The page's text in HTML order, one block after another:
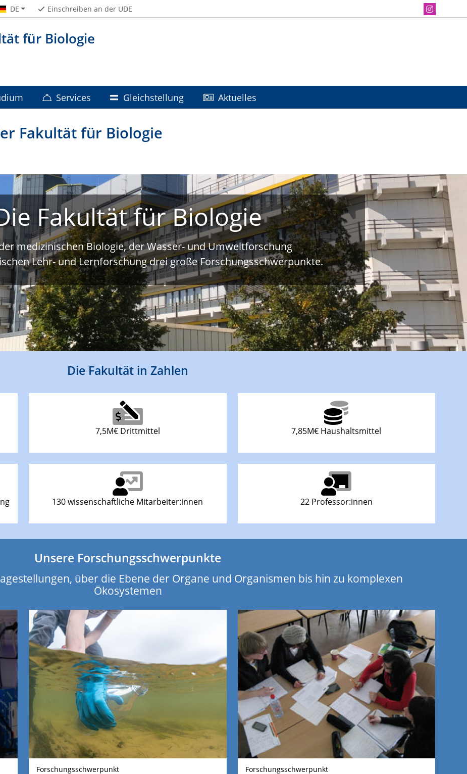
für Biologie
DE Einschreiben an der UDE
Services Gleichstellung Aktuelles
Fakultät für Biologie
Fakultät für Biologie
medizinischen Biologie, der Wasser- und Umweltforschung
Lehr- und Lernforschung drei große Forschungsschwerpunkte.
Die Fakultät in Zahlen
7,5M€ Drittmittel 7,85M€ Haushaltsmittel
130 wissenschaftliche Mitarbeiter:innen 22 Professor:innen
Unsere Forschungsschwerpunkte
über die Ebene der Organe und Organismen bis hin zu komplexen
Ökosystemen
Forschungsschwerpunkt Forschungsschwerpunkt